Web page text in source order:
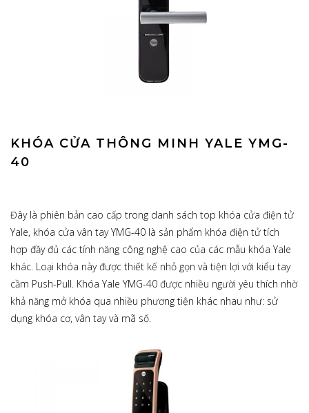
KHÓA CỬA THÔNG MINH YALE YMG-
40
Đây là phiên bản cao cấp trong danh sách top khóa cửa điện tử
Yale, khóa cửa vân tay YMG-40 là sản phẩm khóa điện tử tích
hợp đầy đủ các tính năng công nghệ cao của các mẫu khóa Yale
khác. Loại khóa này được thiết kế nhỏ gọn và tiện lợi với kiểu tay
cầm Push-Pull. Khóa Yale YMG-40 được nhiều người yêu thích nhờ
khả năng mở khóa qua nhiều phương tiện khác nhau như: sử
dụng khóa cơ, vân tay và mã số.